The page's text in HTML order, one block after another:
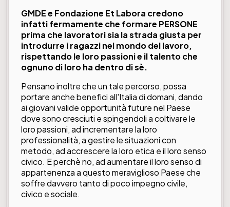
GMDE e Fondazione Et Labora credono
infatti fermamente che formare PERSONE
prima che lavoratori sia la strada giusta per
introdurre i ragazzi nel mondo del lavoro,
rispettando le loro passioni e il talento che
ognuno di loro ha dentro di sè.
Pensano inoltre che un tale percorso, possa
portare anche benefici all'Italia di domani, dando
ai giovani valide opportunità future nel Paese
dove sono cresciuti e spingendoli a coltivare le
loro passioni, ad incrementare la loro
professionalità, a gestire le situazioni con
metodo, ad accrescere la loro etica e il loro senso
civico. E perchè no, ad aumentare il loro senso di
appartenenza a questo meraviglioso Paese che
soffre davvero tanto di poco impegno civile,
civico e sociale.